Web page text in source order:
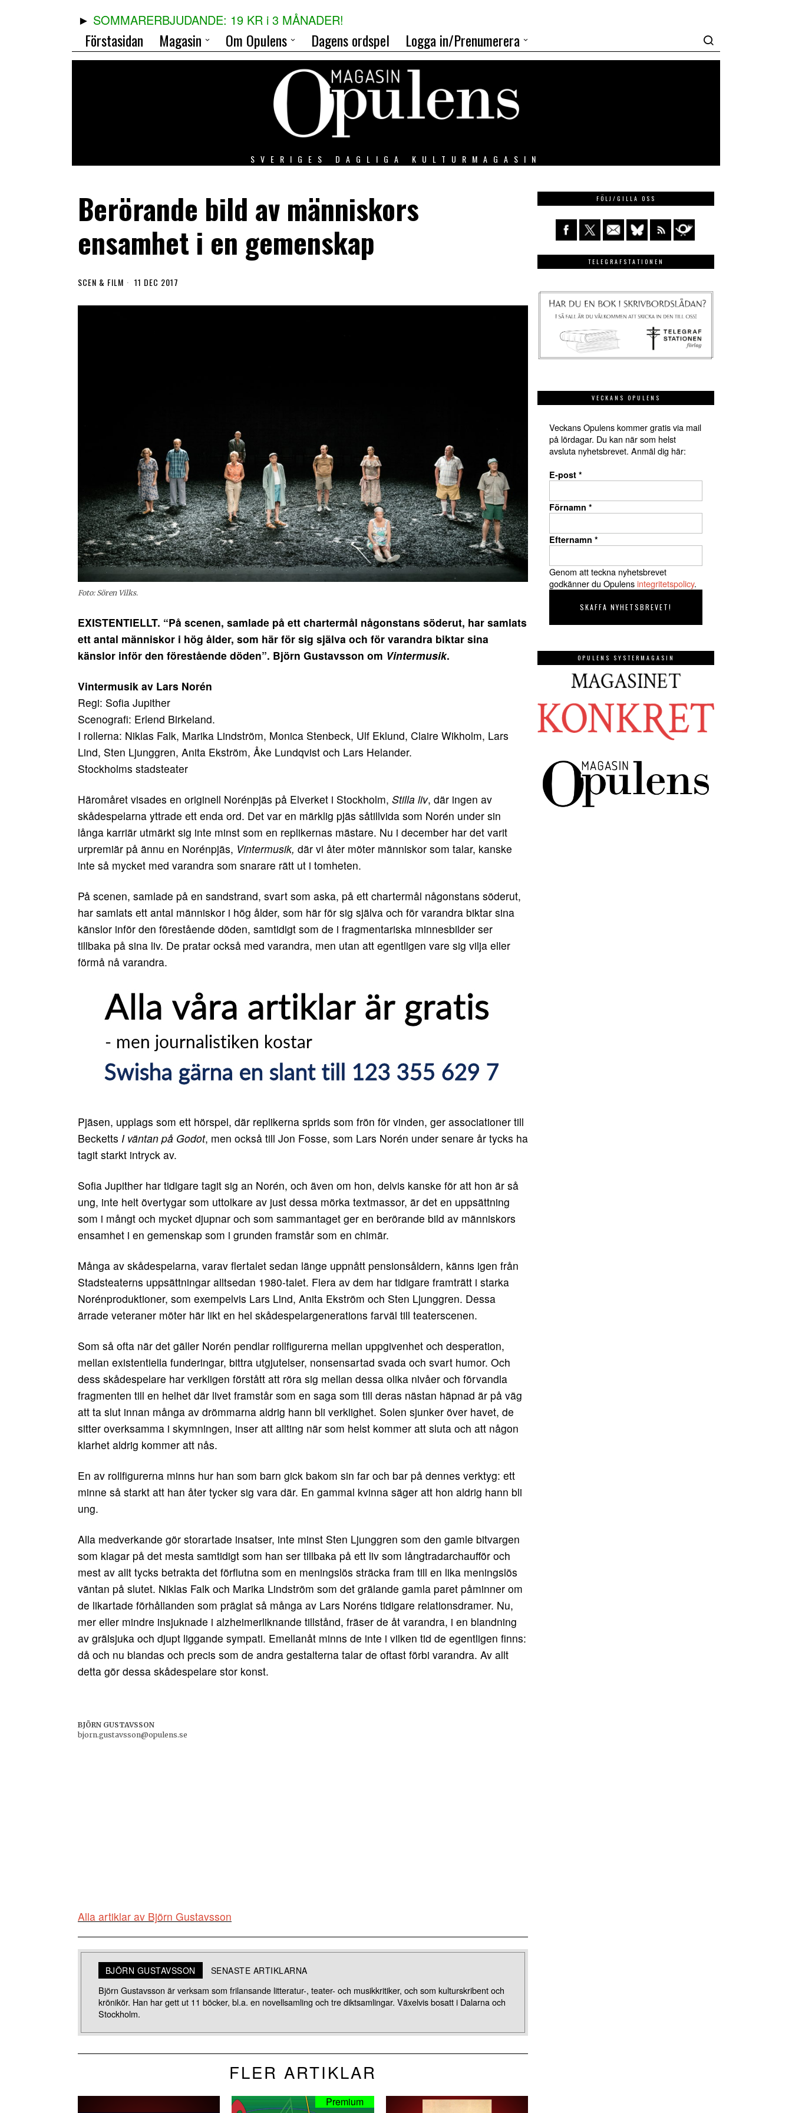
SOMMARERBJUDANDE: 19 KR i 3 MÅNADER!
Förstasidan Magasin Om Opulens Dagens ordspel Logga in/Prenumerera
SVERIGES DAGLIGA KULTURMAGASIN
Berörande bild av människors
ensamhet i en gemenskap
SCEN & FILM 11 DEC 2017
Foto: Sören Vilks.
EXISTENTIELLT. “På scenen, samlade på ett chartermål någonstans söderut, har samlats
ett antal människor i hög ålder, som här för sig själva och för varandra biktar sina
känslor inför den förestående döden”. Björn Gustavsson om Vintermusik.
Vintermusik av Lars Norén
Regi: Sofia Jupither
Scenografi: Erlend Birkeland.
I rollerna: Niklas Falk, Marika Lindström, Monica Stenbeck, Ulf Eklund, Claire Wikholm, Lars
Lind, Sten Ljunggren, Anita Ekström, Åke Lundqvist och Lars Helander.
Stockholms stadsteater
Häromåret visades en originell Norénpjäs på Elverket i Stockholm, Stilla liv, där ingen av
skådespelarna yttrade ett enda ord. Det var en märklig pjäs såtillvida som Norén under sin
långa karriär utmärkt sig inte minst som en replikernas mästare. Nu i december har det varit
urpremiär på ännu en Norénpjäs, Vintermusik, där vi åter möter människor som talar, kanske
inte så mycket med varandra som snarare rätt ut i tomheten.
På scenen, samlade på en sandstrand, svart som aska, på ett chartermål någonstans söderut,
har samlats ett antal människor i hög ålder, som här för sig själva och för varandra biktar sina
känslor inför den förestående döden, samtidigt som de i fragmentariska minnesbilder ser
tillbaka på sina liv. De pratar också med varandra, men utan att egentligen vare sig vilja eller
förmå nå varandra.
Pjäsen, upplags som ett hörspel, där replikerna sprids som frön för vinden, ger associationer till
Becketts I väntan på Godot, men också till Jon Fosse, som Lars Norén under senare år tycks ha
tagit starkt intryck av.
Sofia Jupither har tidigare tagit sig an Norén, och även om hon, delvis kanske för att hon är så
ung, inte helt övertygar som uttolkare av just dessa mörka textmassor, är det en uppsättning
som i mångt och mycket djupnar och som sammantaget ger en berörande bild av människors
ensamhet i en gemenskap som i grunden framstår som en chimär.
Många av skådespelarna, varav flertalet sedan länge uppnått pensionsåldern, känns igen från
Stadsteaterns uppsättningar alltsedan 1980-talet. Flera av dem har tidigare framträtt i starka
Norénproduktioner, som exempelvis Lars Lind, Anita Ekström och Sten Ljunggren. Dessa
ärrade veteraner möter här likt en hel skådespelargenerations farväl till teaterscenen.
Som så ofta när det gäller Norén pendlar rollfigurerna mellan uppgivenhet och desperation,
mellan existentiella funderingar, bittra utgjutelser, nonsensartad svada och svart humor. Och
dess skådespelare har verkligen förstått att röra sig mellan dessa olika nivåer och förvandla
fragmenten till en helhet där livet framstår som en saga som till deras nästan häpnad är på väg
att ta slut innan många av drömmarna aldrig hann bli verklighet. Solen sjunker över havet, de
sitter overksamma i skymningen, inser att allting när som helst kommer att sluta och att någon
klarhet aldrig kommer att nås.
En av rollfigurerna minns hur han som barn gick bakom sin far och bar på dennes verktyg: ett
minne så starkt att han åter tycker sig vara där. En gammal kvinna säger att hon aldrig hann bli
ung.
Alla medverkande gör storartade insatser, inte minst Sten Ljunggren som den gamle bitvargen
som klagar på det mesta samtidigt som han ser tillbaka på ett liv som långtradarchaufför och
mest av allt tycks betrakta det förflutna som en meningslös sträcka fram till en lika meningslös
väntan på slutet. Niklas Falk och Marika Lindström som det grälande gamla paret påminner om
de likartade förhållanden som präglat så många av Lars Noréns tidigare relationsdramer. Nu,
mer eller mindre insjuknade i alzheimerliknande tillstånd, fräser de åt varandra, i en blandning
av grälsjuka och djupt liggande sympati. Emellanåt minns de inte i vilken tid de egentligen finns:
då och nu blandas och precis som de andra gestalterna talar de oftast förbi varandra. Av allt
detta gör dessa skådespelare stor konst.
BJÖRN GUSTAVSSON
bjorn.gustavsson@opulens.se
Alla artiklar av Björn Gustavsson
BJÖRN GUSTAVSSON SENASTE ARTIKLARNA
Björn Gustavsson är verksam som frilansande litteratur-, teater- och musikkritiker, och som kulturskribent och
krönikör. Han har gett ut 11 böcker, bl.a. en novellsamling och tre diktsamlingar. Växelvis bosatt i Dalarna och
Stockholm.
FLER ARTIKLAR
FÖLJ/GILLA OSS
TELEGRAFSTATIONEN
VECKANS OPULENS
Veckans Opulens kommer gratis via mail
på lördagar. Du kan när som helst
avsluta nyhetsbrevet. Anmäl dig här:
E-post *
Förnamn *
Efternamn *
Genom att teckna nyhetsbrevet
godkänner du Opulensintegritetspolicy.
OPULENS SYSTERMAGASIN